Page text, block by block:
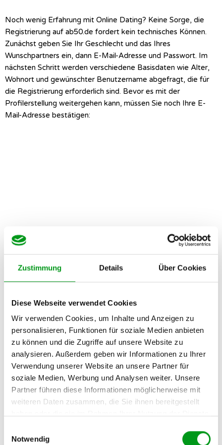
Zustimmung Details Über Cookies
Diese Webseite verwendet Cookies
Wir verwenden Cookies, um Inhalte und Anzeigen zu
personalisieren, Funktionen für soziale Medien anbieten
zu können und die Zugriffe auf unsere Website zu
analysieren. Außerdem geben wir Informationen zu Ihrer
Verwendung unserer Website an unsere Partner für
soziale Medien, Werbung und Analysen weiter. Unsere
Partner führen diese Informationen möglicherweise mit
weiteren Daten zusammen, die Sie ihnen bereitgestellt
Notwendig
Noch wenig Erfahrung mit Online Dating? Keine Sorge, die
Registrierung auf ab50.de fordert kein technisches Können.
Zunächst geben Sie Ihr Geschlecht und das Ihres
Wunschpartners ein, dann E-Mail-Adresse und Passwort. Im
nächsten Schritt werden verschiedene Basisdaten wie Alter,
Wohnort und gewünschter Benutzername abgefragt, die für
die Registrierung erforderlich sind. Bevor es mit der
Profilerstellung weitergehen kann, müssen Sie noch Ihre E-
Mail-Adresse bestätigen:
Sicherheitsmechanismen
Um Cyperangriffe zu vermeiden und den Mitgliedern zu
schützen, nutzt ab50.de verschiedene
Sicherheitsmechanismen, die jedoch ab und zu Probleme bei
der Anmeldung bereiten. So wird Ihr Profil z.B. automatisch
gesperrt, wenn Sie sich das erste Mal aus dem Ausland
einloggen. Schreiben Sie in diesem Fall einfach eine Mail an
das Supportteam; dann schalten sie Ihr Profil binnen kurzer
Außerdem sind gewisse E-Mail-Adressen wie etwa @mail.com